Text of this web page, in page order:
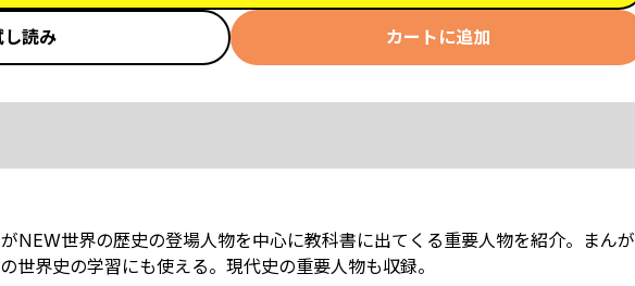
し読み カートに追加
NEW世界の歴史の登場人物を中心に教科書に出てくる重要人物を紹介。まんが
界史の学習にも使える。現代史の重要人物も収録。